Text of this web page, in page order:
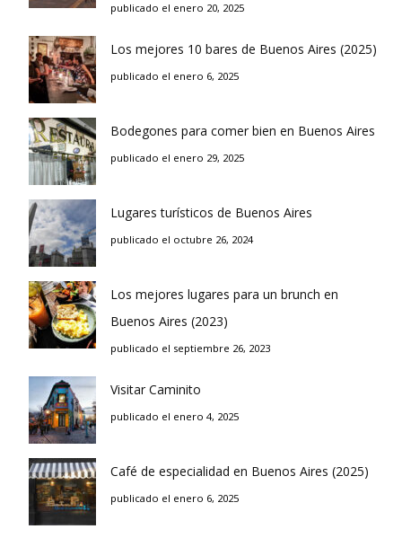
publicado el enero 20, 2025
Los mejores 10 bares de Buenos Aires (2025)
publicado el enero 6, 2025
Bodegones para comer bien en Buenos Aires
publicado el enero 29, 2025
Lugares turísticos de Buenos Aires
publicado el octubre 26, 2024
Los mejores lugares para un brunch en
Buenos Aires (2023)
publicado el septiembre 26, 2023
Visitar Caminito
publicado el enero 4, 2025
Café de especialidad en Buenos Aires (2025)
publicado el enero 6, 2025